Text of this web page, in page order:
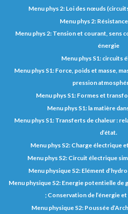
Menu phys 2: Loi des nœuds
Menu phys 2:
Menu phys 2: Tension et courant, sens
énergie
Menu phys S1: circuits
Menu phys S1: Force, poids et masse,
pression
Menu phys S1: Formes et
Menu phys S1: la matière
Menu phys S1: Transferts de chaleur :
d’état.
Menu phys S2: Charge
Menu phys S2: Circuit électrique
Menu physique S2: Elément
Menu physique S2: Energie potentielle de
; Conservation de l’énergie
Menu physique S2: Poussée